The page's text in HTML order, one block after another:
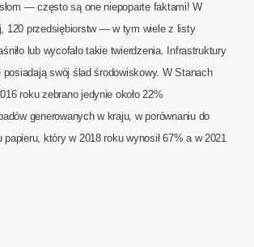
— często są one niepoparte faktami! W
120 przedsiębiorstw — w tym wiele z listy
lub wycofało takie twierdzenia. Infrastruktury
swój ślad środowiskowy. W Stanach
roku zebrano jedynie około 22%
generowanych w kraju, w porównaniu do
który w 2018 roku wynosił 67% a w 2021